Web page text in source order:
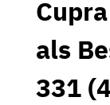
als
331